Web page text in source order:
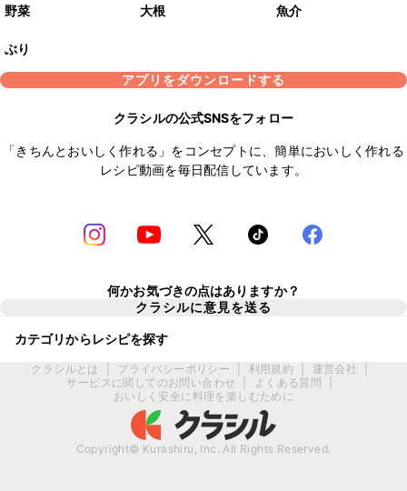
野菜 大根 魚介
ぶり
アプリをダウンロードする
クラシルの公式SNSをフォロー
「きちんとおいしく作れる」をコンセプトに、簡単においしく作れる
レシピ動画を毎日配信しています。
何かお気づきの点はありますか？
クラシルに意見を送る
カテゴリからレシピを探す
クラシルとは プライバシーポリシー 利用規約 運営会社
サービスに関してのお問い合わせ
よくある質問
おいしく安全に料理を楽しむために
Copyright© Kurashiru, Inc. All Rights Reserved.